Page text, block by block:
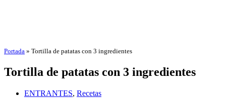
Portada » Tortilla de patatas con 3 ingredientes
Tortilla de patatas con 3 ingredientes
ENTRANTES, Recetas